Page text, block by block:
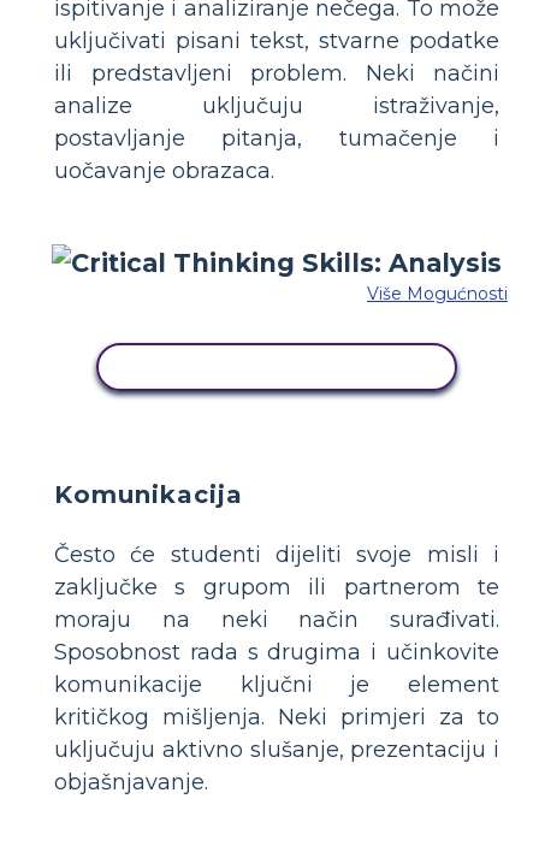
ispitivanje i analiziranje nečega. To može
uključivati ​​pisani tekst, stvarne podatke
ili predstavljeni problem. Neki načini
analize uključuju istraživanje,
postavljanje pitanja, tumačenje i
uočavanje obrazaca.
Više Mogućnosti
Komunikacija
Često će studenti dijeliti svoje misli i
zaključke s grupom ili partnerom te
moraju na neki način surađivati.
Sposobnost rada s drugima i učinkovite
komunikacije ključni je element
kritičkog mišljenja. Neki primjeri za to
uključuju aktivno slušanje, prezentaciju i
objašnjavanje.